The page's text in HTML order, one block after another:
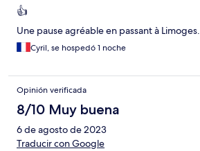
👍
Une pause agréable en passant à Limoges.
Cyril, se hospedó 1 noche
Opinión verificada
8/10 Muy buena
6 de agosto de 2023
Traducir con Google